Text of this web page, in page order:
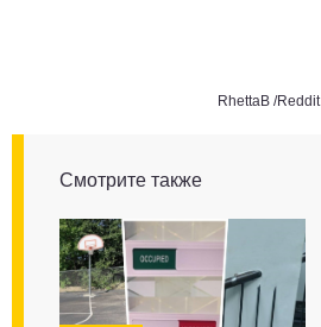
RhettaB /Reddit
Смотрите также